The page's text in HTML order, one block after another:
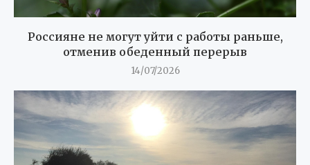
Россияне не могут уйти с работы раньше,
отменив обеденный перерыв
14/07/2026